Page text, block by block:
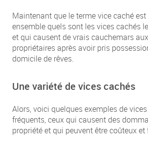
Maintenant que le terme vice caché
ensemble quels sont les vices cachés
et qui causent de vrais cauchemars
propriétaires après avoir pris
domicile de rêves.
Une variété de vices cachés
Alors, voici quelques exemples de
fréquents, ceux qui causent des
propriété et qui peuvent être coûteux